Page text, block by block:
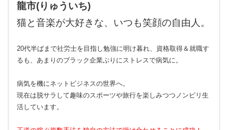
龍市(りゅういち)
猫と音楽が大好きな、いつも笑顔の自由人。
20代半ばまで社労士を目指し勉強に明け暮れ、資格取得＆就職す
るも、あまりのブラック企業ぶりにストレスで病気に。
病気を機にネットビジネスの世界へ。
現在は脱サラして趣味のスポーツや旅行を楽しみつつノンビリ生
活しています。